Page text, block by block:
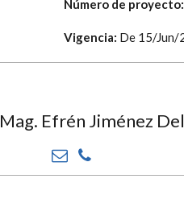
Número de proyecto:
Vigencia: De 15/Jun/
Mag. Efrén Jiménez